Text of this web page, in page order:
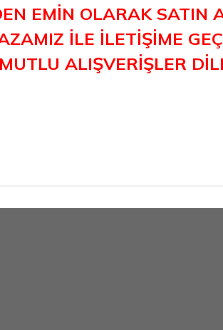
EMİN OLARAK SATIN
İLE İLETİŞİME
ALIŞVERİŞLER